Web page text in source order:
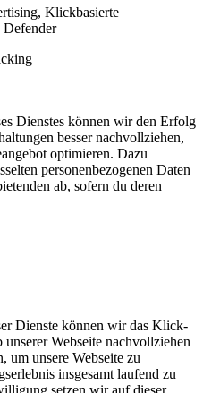
Klickbasierte
Defender
Dienstes können wir den Erfolg
besser nachvollziehen,
optimieren. Dazu
personenbezogenen Daten
ab, sofern du deren
Dienste können wir das Klick-
Webseite nachvollziehen
um unsere Webseite zu
insgesamt laufend zu